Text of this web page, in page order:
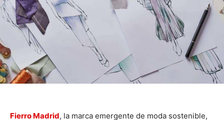
Fierro Madrid, la marca emergente de moda sostenible,